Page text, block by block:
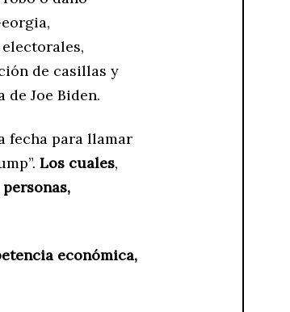
de casillas y
Joe Biden.
fecha para llamar
Los cuales,
económica,